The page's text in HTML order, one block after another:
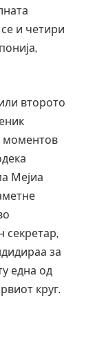
и четири
второто
моментов
Мејиа
секретар,
за
една од
круг.